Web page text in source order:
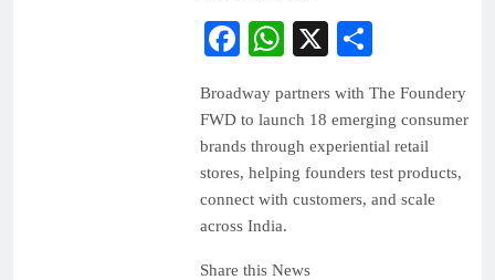
Facebook
WhatsApp
X
Broadway partners with The Foundery
FWD to launch 18 emerging consumer
brands through experiential retail
stores, helping founders test products,
connect with customers, and scale
across India.
Share this News